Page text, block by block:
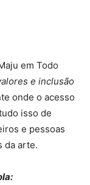
em Todo
e inclusão
onde o acesso
isso de
e pessoas
da arte.